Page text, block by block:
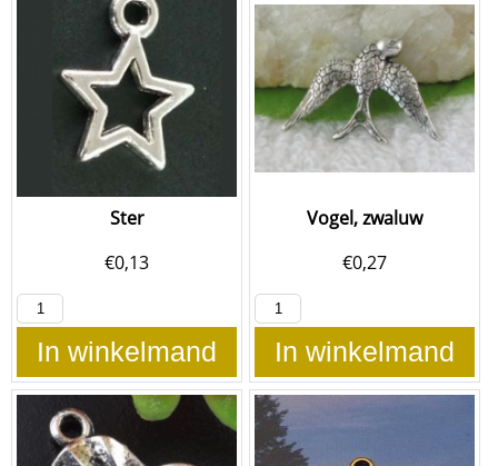
Ster
€0,13
In winkelmand
Vogel, zwaluw
€0,27
In winkelmand